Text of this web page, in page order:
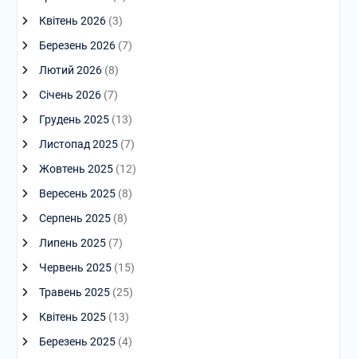
Квітень 2026(3)
Березень 2026(7)
Лютий 2026(8)
Січень 2026(7)
Грудень 2025(13)
Листопад 2025(7)
Жовтень 2025(12)
Вересень 2025(8)
Серпень 2025(8)
Липень 2025(7)
Червень 2025(15)
Травень 2025(25)
Квітень 2025(13)
Березень 2025(4)